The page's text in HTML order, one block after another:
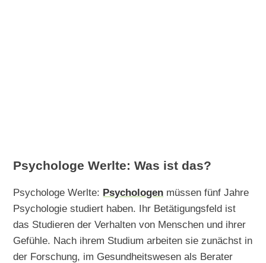
Psychologe Werlte: Was ist das?
Psychologe Werlte: Psychologen müssen fünf Jahre
Psychologie studiert haben. Ihr Betätigungsfeld ist
das Studieren der Verhalten von Menschen und ihrer
Gefühle. Nach ihrem Studium arbeiten sie zunächst in
der Forschung, im Gesundheitswesen als Berater